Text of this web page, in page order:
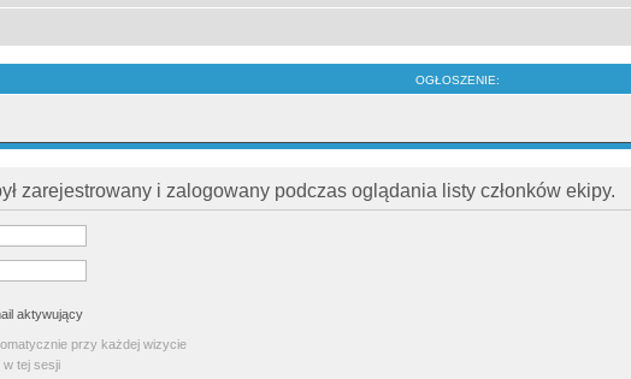
OGŁOSZENIE:
zarejestrowany i zalogowany podczas oglądania listy członków ekipy.
aktywujący
przy każdej wizycie
w tej sesji